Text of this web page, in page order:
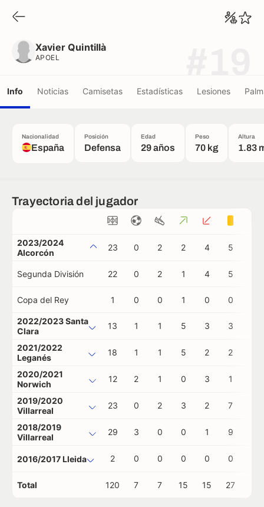
Xavier Quintillà
APOEL
Info Noticias Camisetas Estadísticas Lesiones
Nacionalidad
España
Posición
Defensa
Edad
29 años
Peso
70 kg
Altura
1.83
Trayectoria del jugador
2023/2024
Alcorcón
23 0 2 2 4 5
Segunda División 22 0 2 1 4 5
Copa del Rey 1 0 0 1 0 0
2022/2023 Santa
Clara
13 1 1 5 3 3
2021/2022
Leganés
18 1 1 5 2 2
2020/2021
Norwich
12 2 1 0 3 1
2019/2020
Villarreal
23 0 2 3 2 7
2018/2019
Villarreal
29 3 0 0 1 9
2016/2017 Lleida 2 0 0 0 0 0
Total 120 7 7 15 15 27